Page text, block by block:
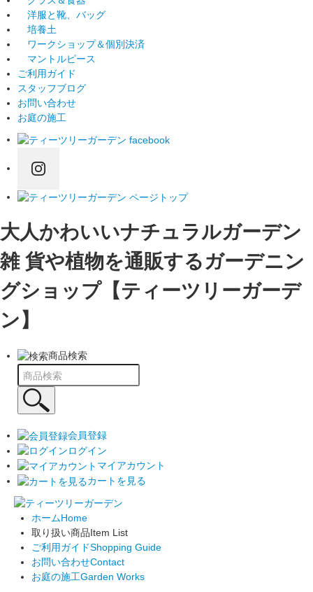
洋服と靴、バッグ
培養土
ワークショップ＆個別決済
マントルピース
ご利用ガイド
スタッフブログ
お問い合わせ
お庭の施工
大人かわいいナチュラルガーデン
雑 貨や植物を通販するガーデニン
グショップ【ティーツリーガーデ
ン】
商品検索
会員登録
ログイン
マイアカウント
カートを見る
ホームHome
取り扱い商品Item List
ご利用ガイドShopping Guide
お問い合わせContact
お庭の施工Garden Works